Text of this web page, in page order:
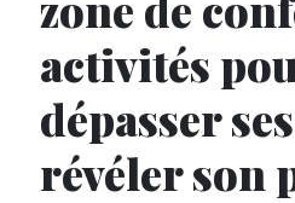
activités
dépasser
révéler son